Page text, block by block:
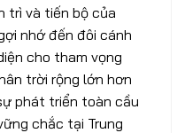
trì và tiến bộ của
nhớ đến đôi cánh
cho tham vọng
trời rộng lớn hơn
phát triển toàn cầu
chắc tại Trung